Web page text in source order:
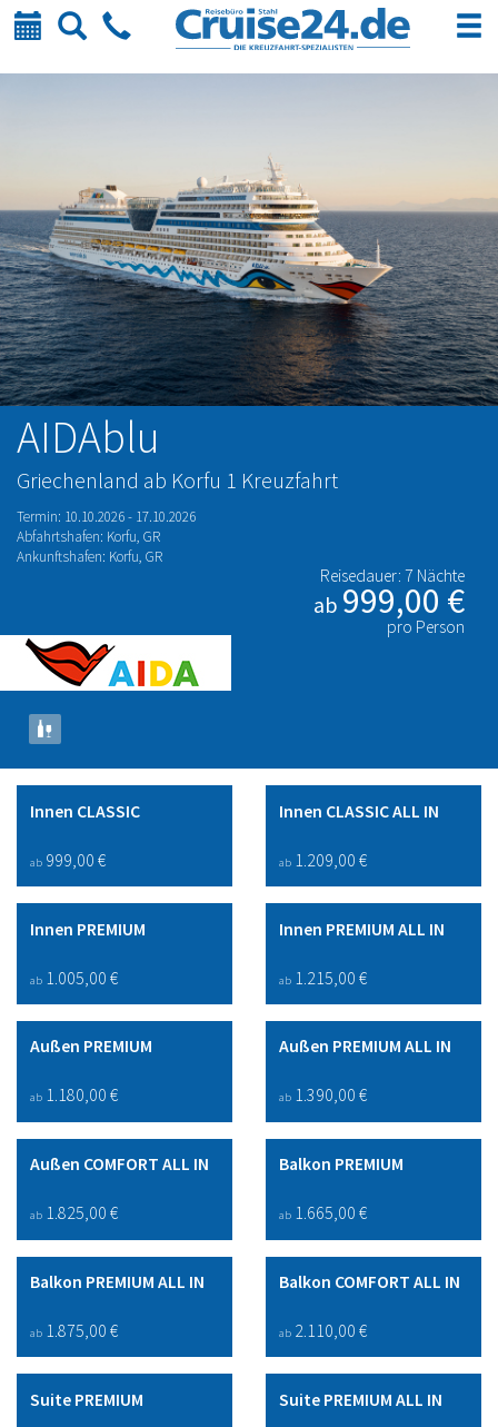
Kalender
SucheTelefon
AIDAblu
Griechenland ab Korfu 1 Kreuzfahrt
Termin: 10.10.2026 - 17.10.2026
Abfahrtshafen: Korfu, GR
Ankunftshafen: Korfu, GR
Reisedauer: 7 Nächte
ab 999,00 €
pro Person
Innen CLASSIC
ab 999,00 €
Innen CLASSIC ALL IN
ab 1.209,00 €
Innen PREMIUM
ab 1.005,00 €
Innen PREMIUM ALL IN
ab 1.215,00 €
Außen PREMIUM
ab 1.180,00 €
Außen PREMIUM ALL IN
ab 1.390,00 €
Außen COMFORT ALL IN
ab 1.825,00 €
Balkon PREMIUM
ab 1.665,00 €
Balkon PREMIUM ALL IN
ab 1.875,00 €
Balkon COMFORT ALL IN
ab 2.110,00 €
Suite PREMIUM Suite PREMIUM ALL IN